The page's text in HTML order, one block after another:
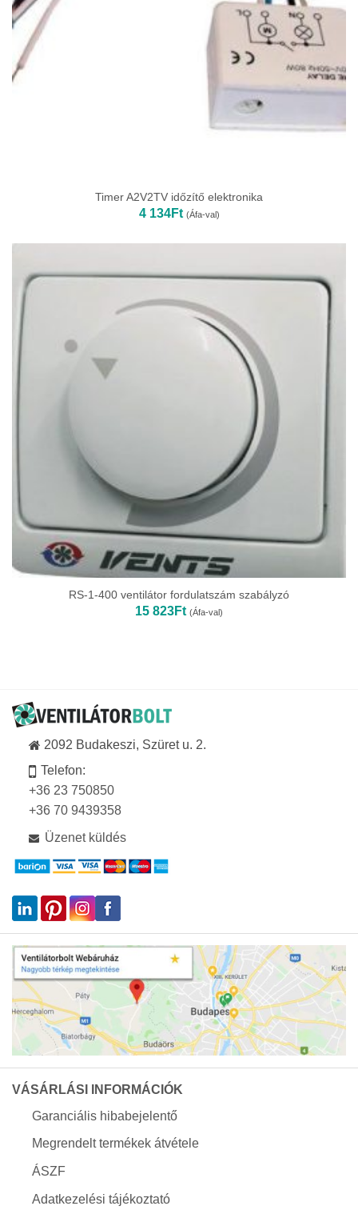
Timer A2V2TV időzítő elektronika
4 134Ft (Áfa-val)
RS-1-400 ventilátor fordulatszám szabályzó
15 823Ft (Áfa-val)
2092 Budakeszi, Szüret u. 2.
Telefon:
+36 23 750850
+36 70 9439358
Üzenet küldés
VÁSÁRLÁSI INFORMÁCIÓK
Garanciális hibabejelentő
Megrendelt termékek átvétele
ÁSZF
Adatkezelési tájékoztató